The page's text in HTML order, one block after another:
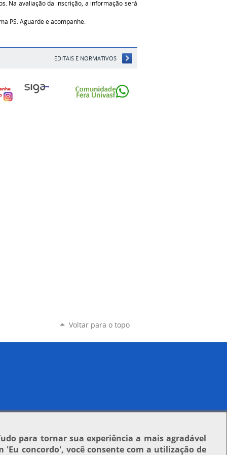
Na avaliação da inscrição, a informação será
PS. Aguarde e acompanhe.
EDITAIS E NORMATIVOS
Voltar para o topo
para tornar sua experiência a mais agradável
'Eu concordo', você consente com a utilização de